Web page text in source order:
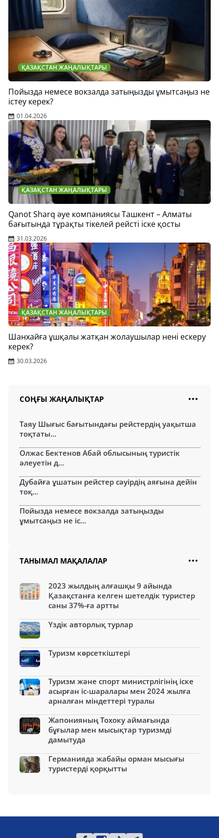
ҚАЗАҚСТАН ЖАҢАЛЫҚТАРЫ
Пойызда немесе вокзалда затыңызды ұмытсаңыз не
істеу керек?
01.04.2026
ҚАЗАҚСТАН ЖАҢАЛЫҚТАРЫ
Qanot Sharq әуе компаниясы Ташкент – Алматы
бағытында тұрақты тікелей рейсті іске қосты
31.03.2026
ҚАЗАҚСТАН ЖАҢАЛЫҚТАРЫ
Шанхайға ұшқалы жатқан жолаушылар нені ескеру
керек?
30.03.2026
СОҢҒЫ ЖАҢАЛЫҚТАР
Таяу Шығыс бағытындағы рейстердің уақытша
тоқтаты...
Олжас Бектенов Абай облысының туристік
әлеуетін д...
Дубайға ұшатын рейстер сәуірдің аяғына дейін
тоқ...
Пойызда немесе вокзалда затыңызды
ұмытсаңыз не іс...
ТАНЫМАЛ МАҚАЛАЛАР
2023 жылдың алғашқы 9 айында
Қазақстанға келген шетелдік туристер
саны 37%-ға артты
Үздік авторлық турлар
Туризм көрсеткіштері
Туризм және спорт министрлігінің іске
асырған іс-шаралары мен 2024 жылға
арналған міндеттері туралы
Жапонияның Тохоку аймағында
бұғылар мен мысықтар туризмді
дамытуда
Германияда жабайы орман мысығы
туристерді қорқытты